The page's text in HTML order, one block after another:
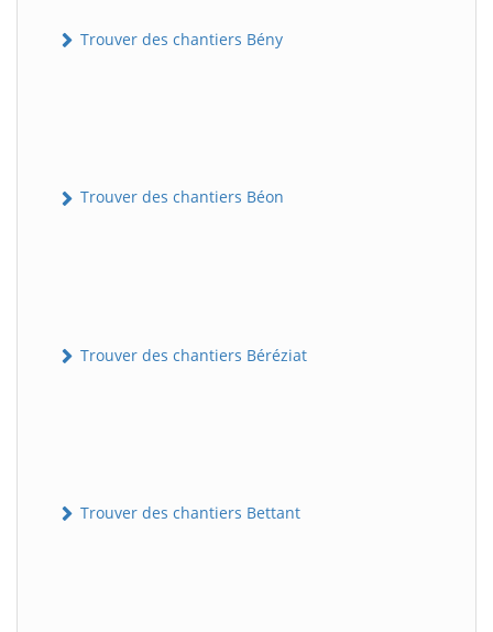
Trouver des chantiers Bény
Trouver des chantiers Béon
Trouver des chantiers Béréziat
Trouver des chantiers Bettant